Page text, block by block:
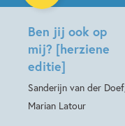
Ben jij ook op
mij? [herziene
editie]
Sanderijn van der Doef,
Marian Latour